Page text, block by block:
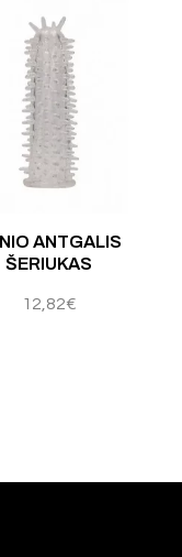
ANTGALIS
ŠERIUKAS
12,82€